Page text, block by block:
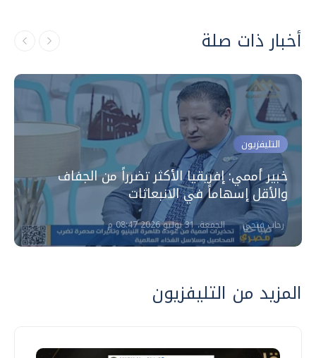
أخبار ذات صلة
التليفزيون
خبير أممي: إفريقيا الأكثر تضرراً من الجفاف
والأقل إسهاماً في الانبعاثات
رحاب فتحي الجمعة، 31 يوليو 2026 08:47 م
المزيد من التليفزيون